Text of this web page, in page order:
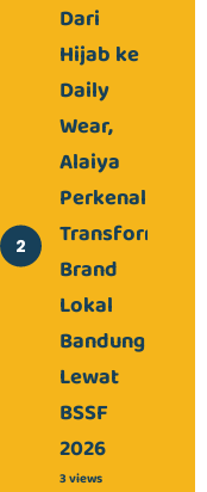
Dari
Hijab ke
Daily
Wear,
Alaiya
Perkenalkan
Transformasi
Brand
Lokal
Bandung
Lewat
BSSF
2026
3 views